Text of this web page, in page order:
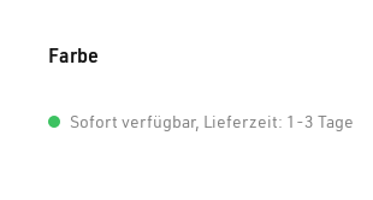
Farbe
Sofort verfügbar, Lieferzeit: 1-3 Tage